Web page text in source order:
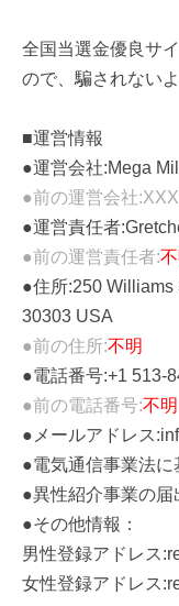
全国当選金優良サ
ので、騙されない
■運営情報
●運営会社:Mega
●前の運営会社
●運営責任者
●前の運営責任者:
●住所:250 Williams
30303 USA
●前の住所:不明
●電話番号:+1 513-
●前の電話番号:不明
●メールアドレス
●電気通信事業法に
●異性紹介事業の届
●その他情報：
男性登録アドレス
女性登録アドレス